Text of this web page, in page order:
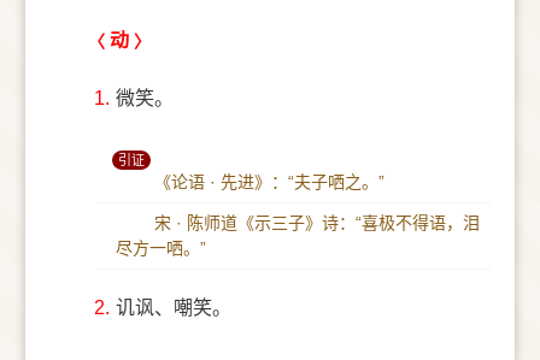
动
1. 微笑。
引证
《论语 · 先进》：“夫子哂之。”
宋 · 陈师道《示三子》诗：“喜极不得语，泪
尽方一哂。”
2. 讥讽、嘲笑。